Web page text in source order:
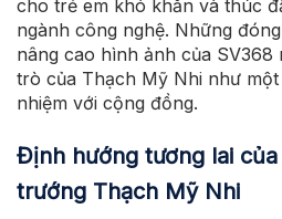
cho trẻ em khó khăn và thúc
ngành công nghệ. Những
nâng cao hình ảnh của SV368
trò của Thạch Mỹ Nhi như
nhiệm với cộng đồng.
Định hướng tương lai
trướng Thạch Mỹ Nhi